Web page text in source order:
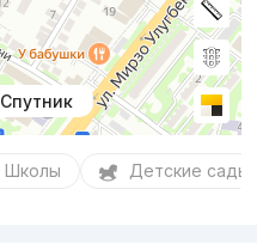
Спутник
Школы Детские сады